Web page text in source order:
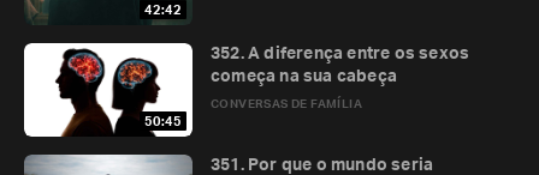
42:42
50:45
CONVERSAS DE FAMÍLIA
352. A diferença entre os sexos
começa na sua cabeça
351. Por que o mundo seria